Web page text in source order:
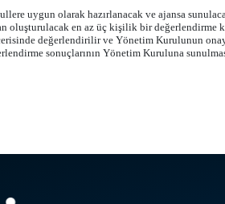
uygun olarak hazırlanacak ve ajansa
oluşturulacak en az üç kişilik bir değerlendirme
değerlendirilir ve Yönetim Kurulunun
sonuçlarının Yönetim Kuruluna